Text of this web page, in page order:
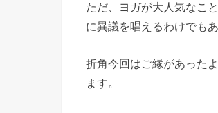
ただ、ヨガが大人気なこ
に異議を唱えるわけでもあ
折角今回はご縁があった
ます。